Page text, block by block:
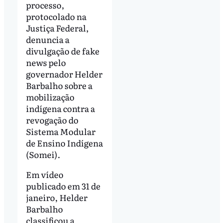
processo,
protocolado na
Justiça Federal,
denuncia a
divulgação de fake
news pelo
governador Helder
Barbalho sobre a
mobilização
indígena contra a
revogação do
Sistema Modular
de Ensino Indígena
(Somei).
Em vídeo
publicado em 31 de
janeiro, Helder
Barbalho
classificou a